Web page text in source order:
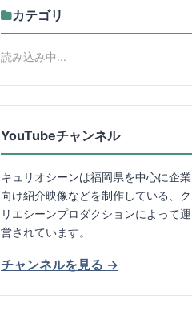
カテゴリ
読み込み中...
YouTubeチャンネル
キュリオシーンは福岡県を中心に企業
向け紹介映像などを制作している、ク
リエシーンプロダクションによって運
営されています。
チャンネルを見る →